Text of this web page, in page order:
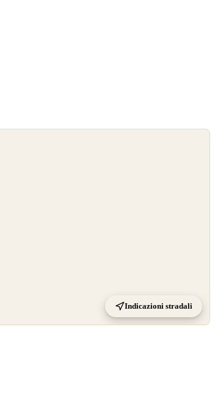
Indicazioni stradali